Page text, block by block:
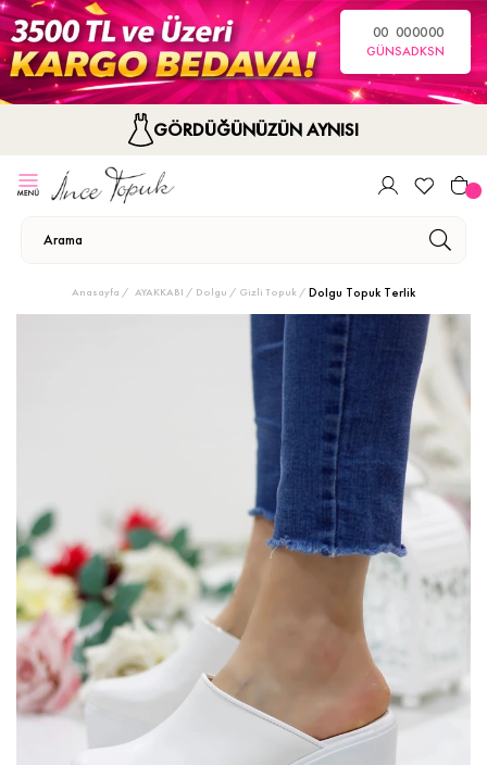
00
GÜN
00
SA
00
DK
00
SN
GÖRDÜĞÜNÜZÜN AYNISI
Anasayfa AYAKKABI Dolgu / Gizli Topuk Dolgu Topuk Terlik